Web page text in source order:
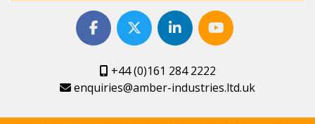
+44 (0)161 284 2222
enquiries@amber-industries.ltd.uk